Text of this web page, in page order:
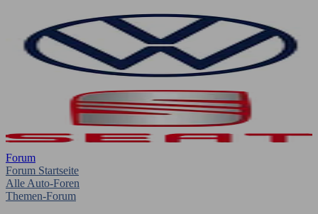
Forum
Forum Startseite
Alle Auto-Foren
Themen-Forum